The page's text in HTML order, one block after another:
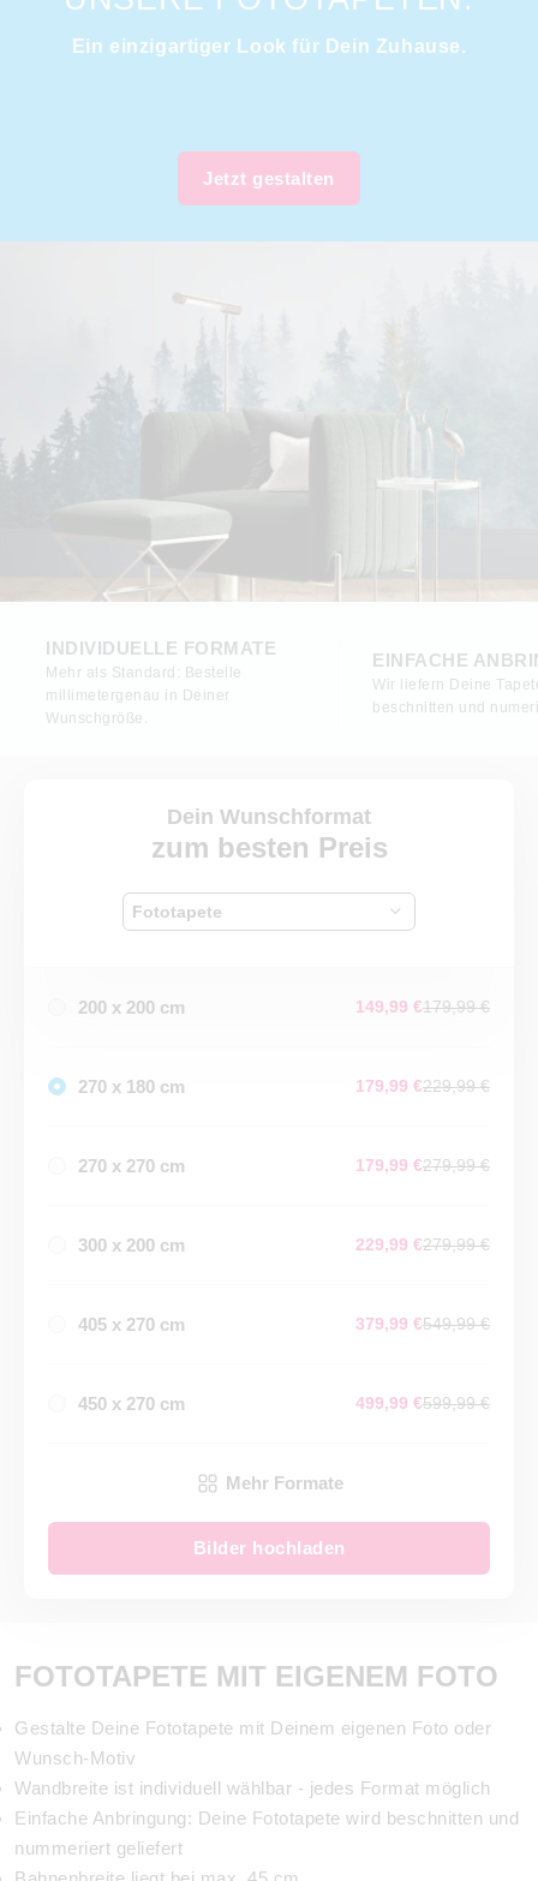
Ein einzigartiger Look für Dein Zuhause.
Jetzt gestalten
INDIVIDUELLE FORMATE
Mehr als Standard: Bestelle
millimetergenau in Deiner
Wunschgröße.
EINFACHE
Wir liefern Deine
beschnitten und
Dein Wunschformat
zum besten Preis
Fototapete
200 x 200 cm 149,99 €179,99 €
270 x 180 cm 179,99 €229,99 €
270 x 270 cm 179,99 €279,99 €
300 x 200 cm 229,99 €279,99 €
405 x 270 cm 379,99 €549,99 €
450 x 270 cm 499,99 €599,99 €
Mehr Formate
Bilder hochladen
FOTOTAPETE MIT EIGENEM FOTO
Gestalte Deine Fototapete mit Deinem eigenen Foto oder
Wunsch-Motiv
Wandbreite ist individuell wählbar - jedes Format möglich
Einfache Anbringung: Deine Fototapete wird beschnitten und
nummeriert geliefert